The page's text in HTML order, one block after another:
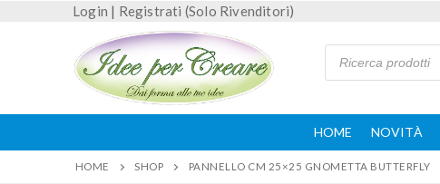
Login | Registrati (Solo Rivenditori)
HOME NOVITÀ
HOME SHOP PANNELLO CM 25×25 GNOMETTA BUTTERFLY